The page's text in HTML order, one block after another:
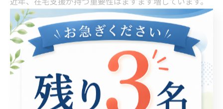
特に障害を持つ方々や高齢者にとって、在宅での生活が
安心して行える環境の整備は必要不可欠です。在宅支援
は、物理的なサポートだけでなく、精神的な安心感をも
たらす役割も果たします。例えば、訪問介護が提供され
ることで、日常生活における困りごとを解消し、自立し
た生活を維持しやすくなります。また、リモート支援を
利用することで、必要なサービスを手軽に受けることが